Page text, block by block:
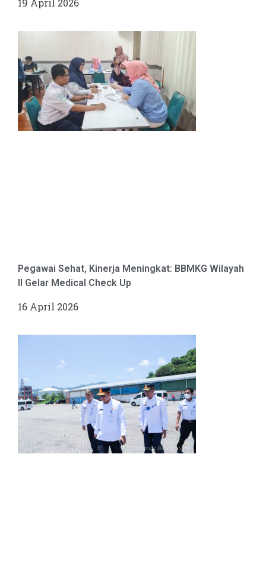
Pegawai Sehat, Kinerja Meningkat: BBMKG Wilayah
II Gelar Medical Check Up
16 April 2026